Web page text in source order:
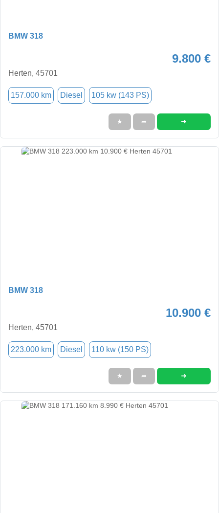
BMW 318
9.800 €
Herten, 45701
157.000 km Diesel 105 kw (143 PS)
★ ➦ ➜
BMW 318
10.900 €
Herten, 45701
223.000 km Diesel 110 kw (150 PS)
★ ➦ ➜